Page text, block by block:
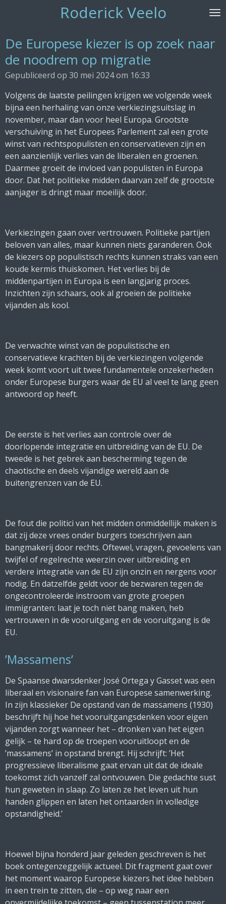
de
hoofdinhoud
Roderick Veelo
De Europese kiezer is op zoek naar
de noodrem op migratie
Gepubliceerd op 30 mei 2024 om 16:33
Volgens de laatste peilingen krijgen we volgende week
bijna een herhaling van onze verkiezingsuitslag in
november, maar dan voor heel Europa. Grootste
verschuiving in het Europees Parlement zal een grote
winst van rechtspopulisten en conservatieven zijn en
een aanzienlijk verlies van de liberalen en groenen.
Daarmee groeit de invloed van populisten in Europa
door. Dat het politieke midden daarvan zelf de grootste
aanjager is dringt maar moeilijk door.
Verkiezingen gaan over vertrouwen. Politieke partijen
beloven van alles, maar kunnen niets garanderen. Ook
de kiezers op populistisch rechts kunnen straks van een
koude kermis thuiskomen. Het verlies bij de
middenpartijen in Europa is een langjarig proces.
Inzichten zijn schaars, ook al groeien de politieke
vijanden als kool.
De verwachte winst van de populistische en
conservatieve krachten bij de verkiezingen volgende
week komt voort uit twee fundamentele onzekerheden
onder Europese burgers waar de EU al veel te lang geen
antwoord op heeft.
De eerste is het verlies aan controle over de
doorlopende integratie en uitbreiding van de EU. De
tweede is het gebrek aan bescherming tegen de
chaotische en deels vijandige wereld aan de
buitengrenzen van de EU.
De fout die politici van het midden onmiddellijk maken is
dat zij deze vrees onder burgers toeschrijven aan
bangmakerij door rechts. Oftewel, vragen, gevoelens van
twijfel of regelrechte weerzin over uitbreiding en
verdere integratie van de EU zijn onzin en nergens voor
nodig. En datzelfde geldt voor de bezwaren tegen de
ongecontroleerde instroom van grote groepen
immigranten: laat je toch niet bang maken, heb
vertrouwen in de vooruitgang en de vooruitgang is de
EU.
’Massamens’
De Spaanse dwarsdenker José Ortega y Gasset was een
liberaal en visionaire fan van Europese samenwerking.
In zijn klassieker De opstand van de massamens (1930)
beschrijft hij hoe het vooruitgangsdenken voor eigen
vijanden zorgt wanneer het – dronken van het eigen
gelijk – te hard op de troepen vooruitloopt en de
’massamens’ in opstand brengt. Hij schrijft: ’Het
progressieve liberalisme gaat ervan uit dat de ideale
toekomst zich vanzelf zal ontvouwen. Die gedachte sust
hun geweten in slaap. Zo laten ze het leven uit hun
handen glippen en laten het ontaarden in volledige
opstandigheid.’
Hoewel bijna honderd jaar geleden geschreven is het
boek ontegenzeggelijk actueel. Dit fragment gaat over
het moment waarop Europese kiezers het idee hebben
in een trein te zitten, die – op weg naar een